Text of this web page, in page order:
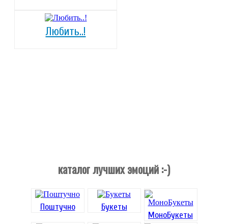
Любить..!
каталог лучших эмоций :-)
Поштучно Букеты
МоноБукеты